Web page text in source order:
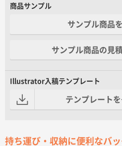
商品サンプル
サンプル商品
サンプル商品の見
Illustrator入稿テンプレート
テンプレート
持ち運び・収納に便利なバ